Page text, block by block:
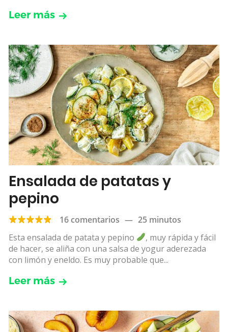
Leer más
Ensalada de patatas y
pepino
16 comentarios — 25 minutos
Esta ensalada de patata y pepino
, muy rápida y fácil
de hacer, se aliña con una salsa de yogur aderezada
con limón y eneldo. Es muy probable que...
Leer más